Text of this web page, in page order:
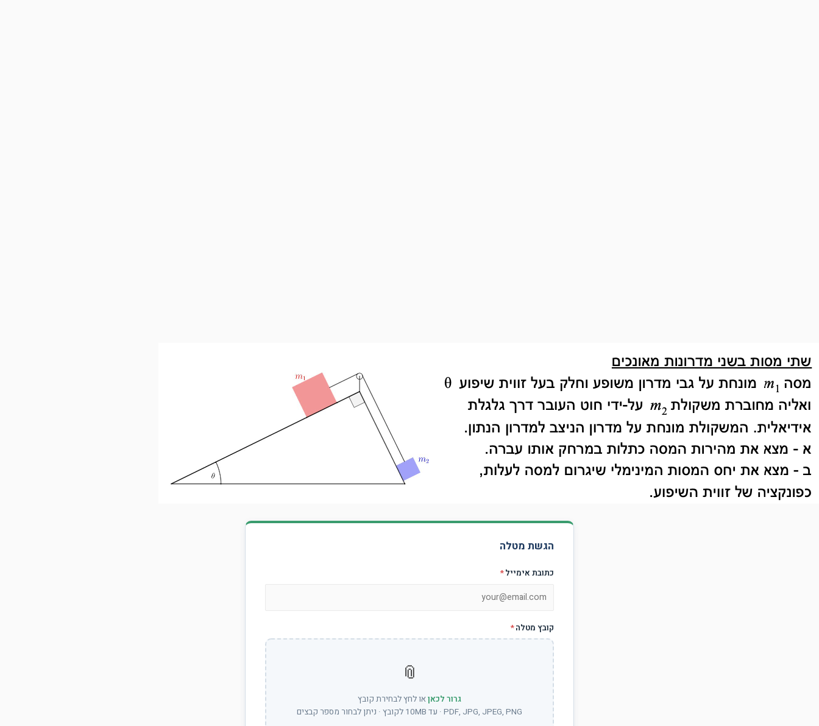
הגשת מטלה
כתובת אימייל*
קובץ מטלה*
📎
גרור לכאןאו לחץ לבחירת קובץ
PDF, JPG, JPEG, PNG · עד 10MB לקובץ · ניתן לבחור מספר קבצים